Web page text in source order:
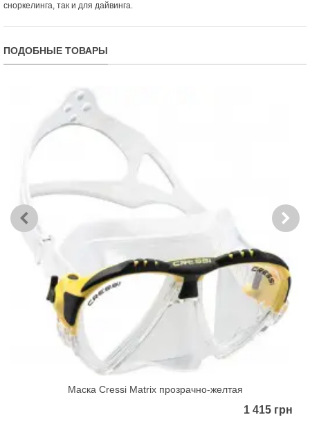
сноркелинга, так и для дайвинга.
ПОДОБНЫЕ ТОВАРЫ
Маска Cressi Matrix прозрачно-желтая
1 415 грн